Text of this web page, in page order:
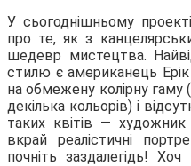
У сьогоднішньому
про те, як з
шедевр мистецтва.
стилю є американець
на обмежену колірну
декілька кольорів) і
таких квітів — художник
вкрай реалістичні
почніть заздалегідь!